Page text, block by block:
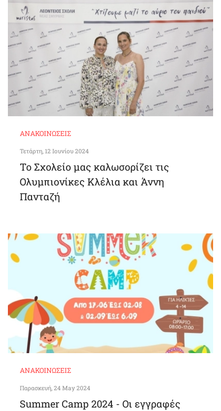
ΑΝΑΚΟΙΝΏΣΕΙΣ
Τετάρτη, 12 Ιουνίου 2024
Το Σχολείο μας καλωσορίζει τις
Ολυμπιονίκες Κλέλια και Άννη
Πανταζή
ΑΝΑΚΟΙΝΏΣΕΙΣ
Παρασκευή, 24 May 2024
Summer Camp 2024 - Οι εγγραφές